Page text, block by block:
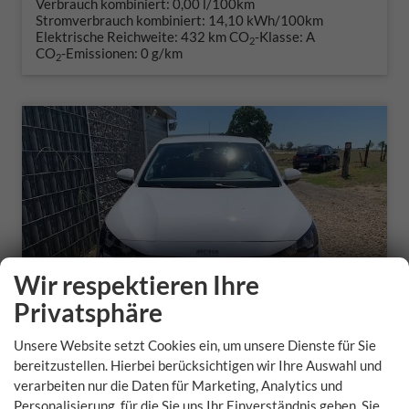
Verbrauch kombiniert: 0,00 l/100km
Stromverbrauch kombiniert: 14,10 kWh/100km
Elektrische Reichweite: 432 kmCO2-Klasse: A
CO2-Emissionen: 0 g/km
Wir respektieren Ihre
Privatsphäre
Unsere Website setzt Cookies ein, um unsere Dienste für Sie
bereitzustellen. Hierbei berücksichtigen wir Ihre Auswahl und
verarbeiten nur die Daten für Marketing, Analytics und
Personalisierung, für die Sie uns Ihr Einverständnis geben. Sie